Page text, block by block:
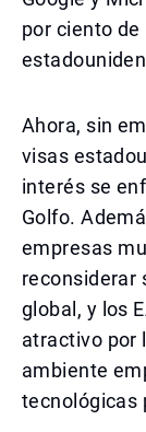
por ciento
Ahora, sin
visas
interés se
Golfo.
empresas
reconsiderar
global, y los
atractivo por
ambiente
tecnológicas